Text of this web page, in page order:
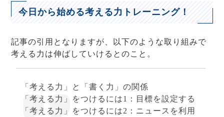
今日から始める考える力トレーニング！
記事の引用となりますが、以下のような取り組みで
考える力は伸ばしていけるとのこと。
「考える力」と「書く力」の関係
「考える力」をつけるには1：目標を設定する
「考える力」をつけるには2：ニュースを利用